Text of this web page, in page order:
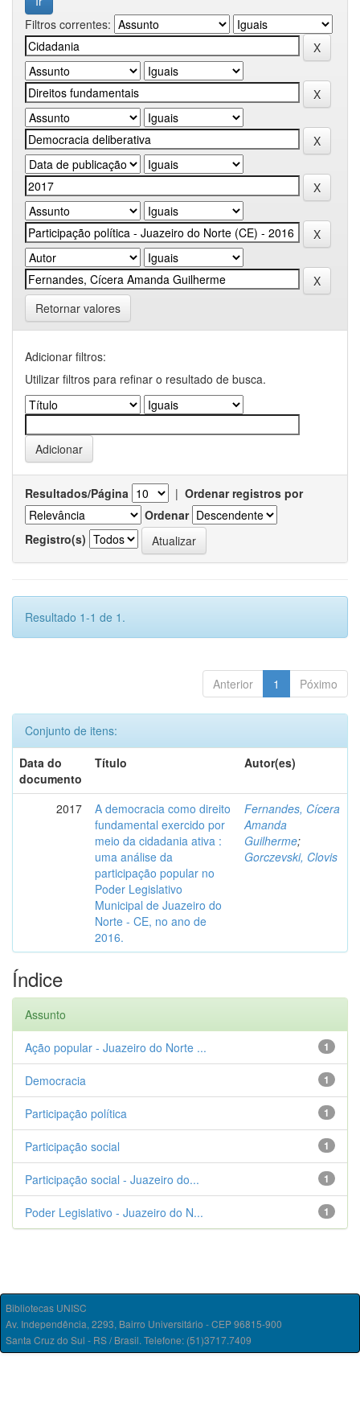
Filtros correntes:
Retornar valores
Adicionar filtros:
Utilizar filtros para refinar o resultado de busca.
Resultados/Página | Ordenar registros por
Ordenar
Registro(s)
Resultado 1-1 de 1.
Anterior 1 Póximo
Conjunto de itens:
Data do
documento
Título Autor(es)
2017
A democracia como direito
fundamental exercido por
meio da cidadania ativa :
uma análise da
participação popular no
Poder Legislativo
Municipal de Juazeiro do
Norte - CE, no ano de
2016.
Fernandes, Cícera
Amanda
Guilherme;
Gorczevski, Clovis
Índice
Assunto
1
Ação popular - Juazeiro do Norte ...
1
Democracia
1
Participação política
1
Participação social
1
Participação social - Juazeiro do...
1
Poder Legislativo - Juazeiro do N...
Bibliotecas UNISC
Av. Independência, 2293, Bairro Universitário - CEP 96815-900
Santa Cruz do Sul - RS / Brasil. Telefone: (51)3717.7409